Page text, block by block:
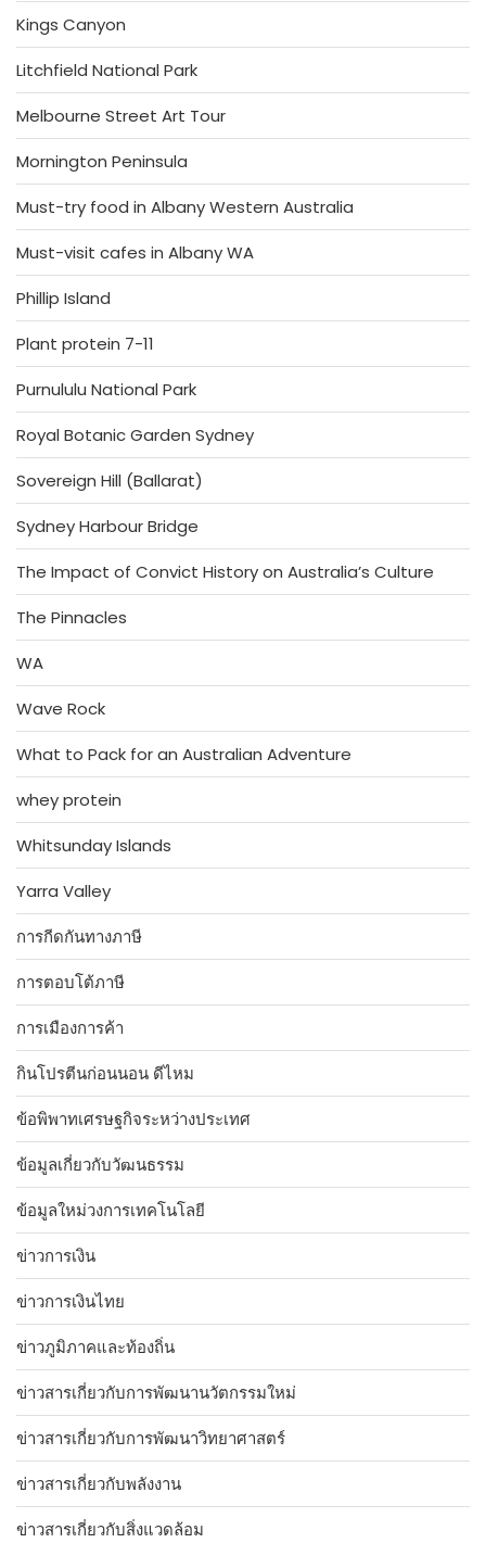
Kings Canyon
Litchfield National Park
Melbourne Street Art Tour
Mornington Peninsula
Must-try food in Albany Western Australia
Must-visit cafes in Albany WA
Phillip Island
Plant protein 7-11
Purnululu National Park
Royal Botanic Garden Sydney
Sovereign Hill (Ballarat)
Sydney Harbour Bridge
The Impact of Convict History on Australia’s Culture
The Pinnacles
WA
Wave Rock
What to Pack for an Australian Adventure
whey protein
Whitsunday Islands
Yarra Valley
การกีดกันทางภาษี
การตอบโต้ภาษี
การเมืองการค้า
กินโปรตีนก่อนนอน ดีไหม
ข้อพิพาทเศรษฐกิจระหว่างประเทศ
ข้อมูลเกี่ยวกับวัฒนธรรม
ข้อมูลใหม่วงการเทคโนโลยี
ข่าวการเงิน
ข่าวการเงินไทย
ข่าวภูมิภาคและท้องถิ่น
ข่าวสารเกี่ยวกับการพัฒนานวัตกรรมใหม่
ข่าวสารเกี่ยวกับการพัฒนาวิทยาศาสตร์
ข่าวสารเกี่ยวกับพลังงาน
ข่าวสารเกี่ยวกับสิ่งแวดล้อม